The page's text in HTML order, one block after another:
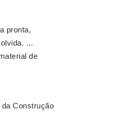
pronta,
...
de
Construção